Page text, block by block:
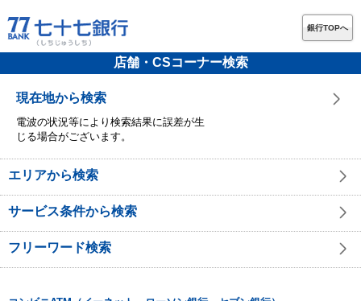
銀行TOPへ
店舗・CSコーナー検索
現在地から検索
電波の状況等により検索結果に誤差が生
じる場合がございます。
エリアから検索
サービス条件から検索
フリーワード検索